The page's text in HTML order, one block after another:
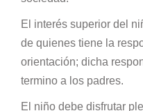
El interés superior del
de quienes tiene la
orientación; dicha
termino a los padres.
El niño debe disfrutar